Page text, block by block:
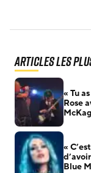
Articles les
« Tu
Rose
«
Blue